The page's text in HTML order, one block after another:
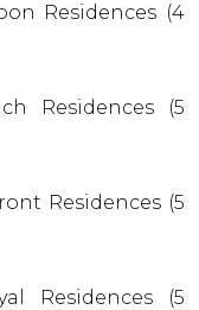
Residences (4
Residences (5
Residences (5
Residences (5